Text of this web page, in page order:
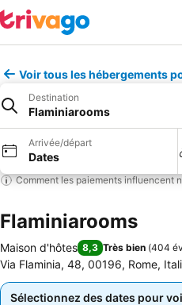
Voir tous les hébergements
Destination
Flaminiarooms
Arrivée/départ
Dates
Comment les paiements influencent
Flaminiarooms
Maison d'hôtes 8,3 Très bien (404
Via Flaminia, 48, 00196, Rome,
Sélectionnez des dates pour
Sélectionnez des dates pour